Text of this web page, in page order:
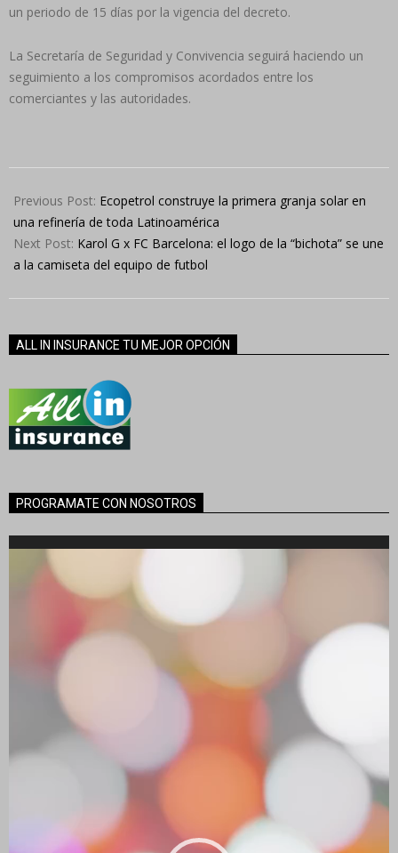
un periodo de 15 días por la vigencia del decreto.
La Secretaría de Seguridad y Convivencia seguirá haciendo un
seguimiento a los compromisos acordados entre los
comerciantes y las autoridades.
04-
12
Previous Post: Ecopetrol construye la primera granja solar en
una refinería de toda Latinoamérica
Next Post: Karol G x FC Barcelona: el logo de la “bichota” se une
a la camiseta del equipo de futbol
ALL IN INSURANCE TU MEJOR OPCIÓN
PROGRAMATE CON NOSOTROS
Reproductor